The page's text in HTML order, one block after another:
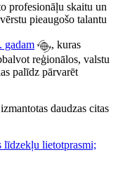
profesionāļu skaitu un
pieaugošo talantu
gadam
, kuras
reģionālos, valstu
palīdz pārvarēt
daudzas citas
līdzekļu lietotprasmi;